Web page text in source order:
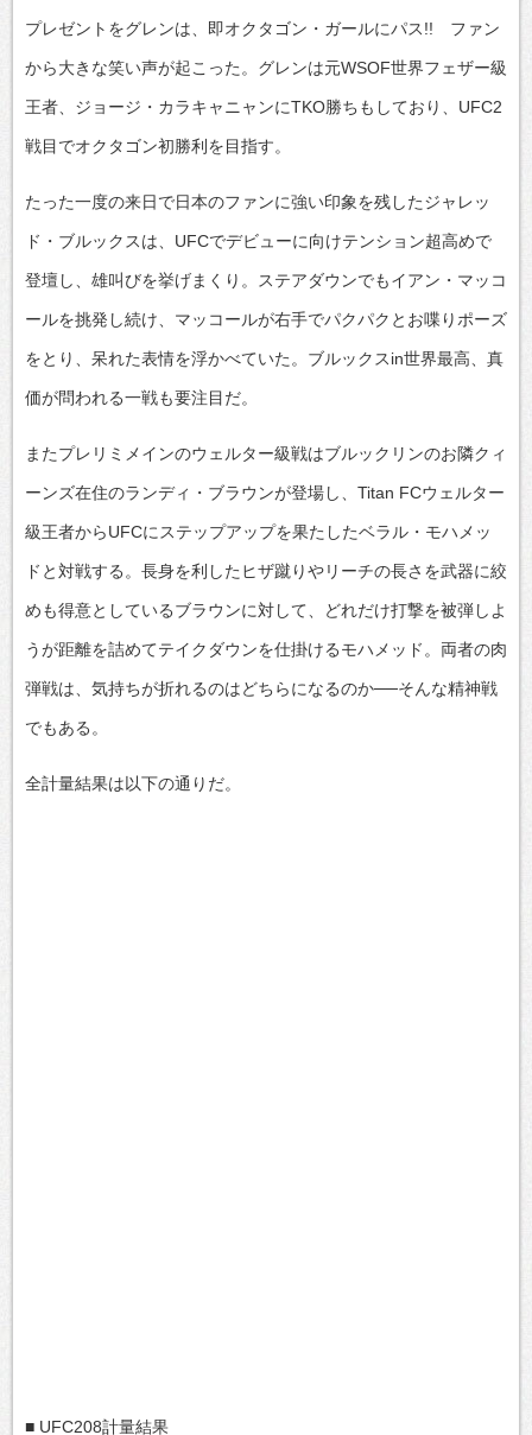
プレゼントをグレンは、即オクタゴン・ガールにパス!! ファン
から大きな笑い声が起こった。グレンは元WSOF世界フェザー級
王者、ジョージ・カラキャニャンにTKO勝ちもしており、UFC2
戦目でオクタゴン初勝利を目指す。
たった一度の来日で日本のファンに強い印象を残したジャレッ
ド・ブルックスは、UFCでデビューに向けテンション超高めで
登壇し、雄叫びを挙げまくり。ステアダウンでもイアン・マッコ
ールを挑発し続け、マッコールが右手でパクパクとお喋りポーズ
をとり、呆れた表情を浮かべていた。ブルックスin世界最高、真
価が問われる一戦も要注目だ。
またプレリミメインのウェルター級戦はブルックリンのお隣クィ
ーンズ在住のランディ・ブラウンが登場し、Titan FCウェルター
級王者からUFCにステップアップを果たしたベラル・モハメッ
ドと対戦する。長身を利したヒザ蹴りやリーチの長さを武器に絞
めも得意としているブラウンに対して、どれだけ打撃を被弾しよ
うが距離を詰めてテイクダウンを仕掛けるモハメッド。両者の肉
弾戦は、気持ちが折れるのはどちらになるのか──そんな精神戦
でもある。
全計量結果は以下の通りだ。
■ UFC208計量結果